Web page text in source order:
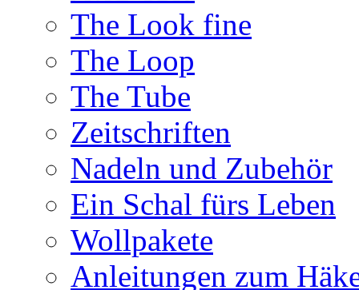
The Look fine
The Loop
The Tube
Zeitschriften
Nadeln und Zubehör
Ein Schal fürs Leben
Wollpakete
Anleitungen zum